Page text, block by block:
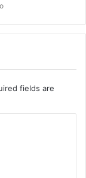
fields are